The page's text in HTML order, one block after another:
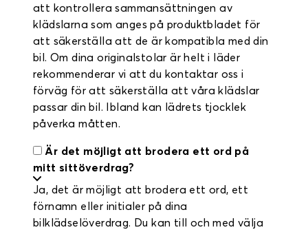
att kontrollera sammansättningen av
klädslarna som anges på produktbladet för
att säkerställa att de är kompatibla med din
bil. Om dina originalstolar är helt i läder
rekommenderar vi att du kontaktar oss i
förväg för att säkerställa att våra klädslar
passar din bil. Ibland kan lädrets tjocklek
påverka måtten.
Är det möjligt att brodera ett ord på
mitt sittöverdrag?
Ja, det är möjligt att brodera ett ord, ett
förnamn eller initialer på dina
bilklädselöverdrag. Du kan till och med välja